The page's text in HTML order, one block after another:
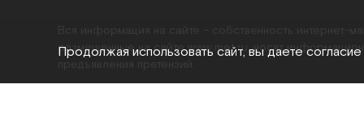
Вся информация на сайте – собственность
размещенные на сайтеwww.met.ru , носят
Продолжая использовать сайт, вы даете согласие